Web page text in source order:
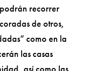
recorrer
de otros,
como en la
las casas